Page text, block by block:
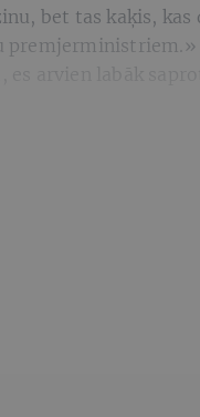
bet tas kaķis,
premjerministriem.»